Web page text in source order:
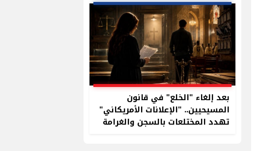
بعد إلغاء "الخلع" في قانون
المسيحيين.. "الإعلانات الأمريكاني"
تهدد المختلعات بالسجن والغرامة